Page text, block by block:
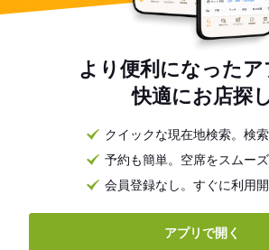
より便利になった
快適にお店探
クイックな現在地検索。検
予約も簡単。空席をスムー
会員登録なし。すぐに利用
アプリで開く